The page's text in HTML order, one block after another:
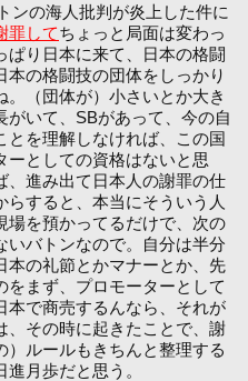
ンの海人批判が炎上した件に
罪してちょっと局面は変わっ
ぱり日本に来て、日本の格闘
の格闘技の団体をしっかり
。（団体が）小さいとか大き
がいて、SBがあって、今の自
とを理解しなければ、この国
ーとしての資格はないと思
、進み出て日本人の謝罪の仕
すると、本当にそういう人
場を預かってるだけで、次の
いバトンなので。自分は半分
本の礼節とかマナーとか、先
まず、プロモーターとして
本で商売するんなら、それが
、その時に起きたことで、謝
ルールもきちんと整理する
月歩だと思う。